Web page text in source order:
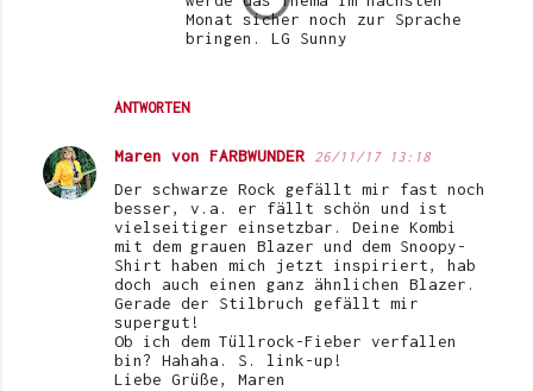
ANTWORTEN
Monat sicher noch zur Sprache
bringen. LG Sunny
Maren von FARBWUNDER 26/11/17 13:18
Der schwarze Rock gefällt mir fast noch
besser, v.a. er fällt schön und ist
vielseitiger einsetzbar. Deine Kombi
mit dem grauen Blazer und dem Snoopy-
Shirt haben mich jetzt inspiriert, hab
doch auch einen ganz ähnlichen Blazer.
Gerade der Stilbruch gefällt mir
supergut!
Ob ich dem Tüllrock-Fieber verfallen
bin? Hahaha. S. link-up!
Liebe Grüße, Maren